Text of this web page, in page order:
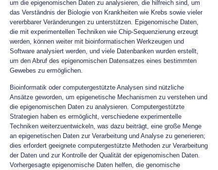
um die epigenomischen Daten zu analysieren, die hilfreich sind, um
das Verständnis der Biologie von Krankheiten wie Krebs sowie vieler
vererbbarer Veränderungen zu unterstützen. Epigenomische Daten,
die mit experimentellen Techniken wie Chip-Sequenzierung erzeugt
werden, können weiter mit bioinformatischen Werkzeugen und
Software analysiert werden, und viele Datenbanken wurden erstellt,
um den Abruf des epigenomischen Datensatzes eines bestimmten
Gewebes zu ermöglichen.
Bioinformatik oder computergestützte Analysen sind nützliche
Ansätze geworden, um epigenetische Mechanismen zu verstehen und
die epigenomischen Daten zu analysieren. Computergestützte
Strategien haben es ermöglicht, verschiedene experimentelle
Techniken weiterzuentwickeln, was dazu beiträgt, eine große Menge
an epigenetischen Daten zur Verarbeitung und Analyse zu generieren;
dies erfordert geeignete computergestützte Methoden zur Verarbeitung
der Daten und zur Kontrolle der Qualität der epigenomischen Daten.
Vorhergesagte epigenomische Daten helfen, die genomische